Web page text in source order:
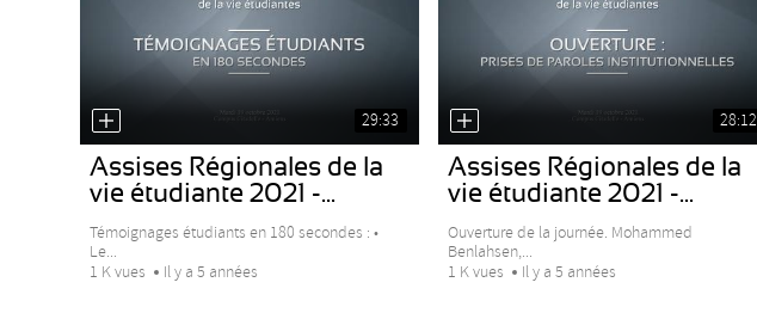
29:33
Assises Régionales de la
vie étudiante 2021 -...
Témoignages étudiants en 180 secondes : •
Le...
1 K vues
Il y a 5 années
28:12
Assises Régionales de la
vie étudiante 2021 -...
Ouverture de la journée. Mohammed
Benlahsen,...
1 K vues
Il y a 5 années